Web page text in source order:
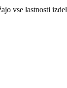
vse lastnosti